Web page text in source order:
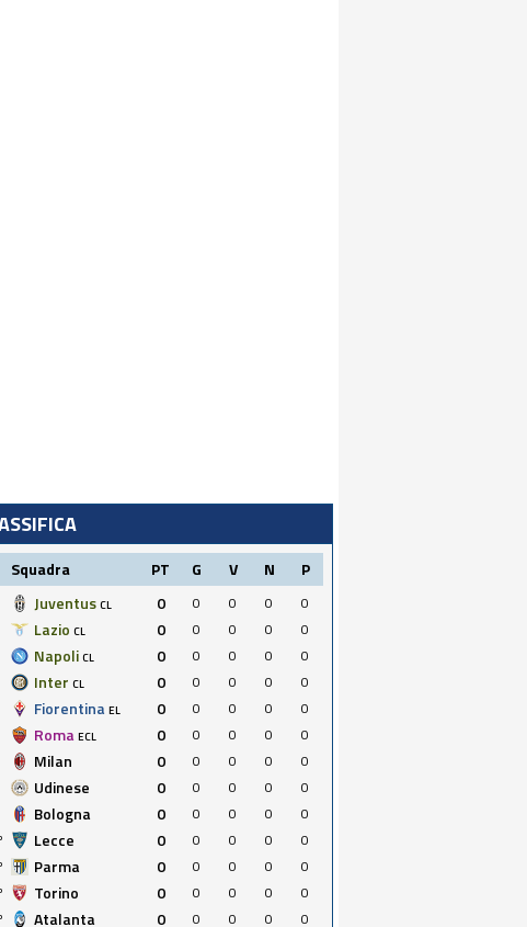
Squadra PT G V N P
Juventus CL 0 0 0 0
0
Lazio CL 0 0 0 0
0
Napoli CL 0 0 0 0
0
Inter CL 0 0 0 0
0
Fiorentina EL 0 0 0 0
0
Roma ECL 0 0 0 0
0
Milan 0 0 0 0
0
Udinese 0 0 0 0
0
Bologna 0 0 0 0
0
Lecce 0 0 0 0
0
Parma 0 0 0 0
0
Torino 0 0 0 0
0
Atalanta 0 0 0 0 0